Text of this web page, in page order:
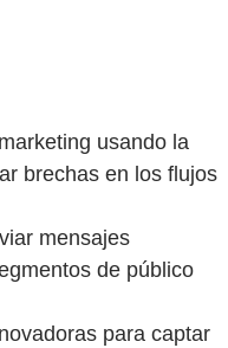
usando la
brechas en los flujos
mensajes
de público
para captar